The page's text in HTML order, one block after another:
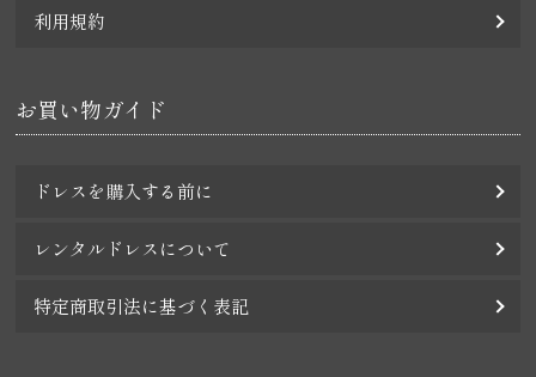
利用規約
お買い物ガイド
ドレスを購入する前に
レンタルドレスについて
特定商取引法に基づく表記